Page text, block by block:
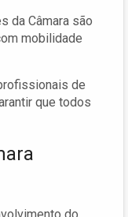
da Câmara são
mobilidade
de
que todos
do